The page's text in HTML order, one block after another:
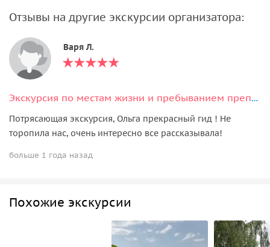
Отзывы на другие экскурсии организатора:
Варя Л.
Экскурсия по местам жизни и пребыванием преподобного Сергия Радонежского
Потрясающая экскурсия, Ольга прекрасный гид ! Не
торопила нас, очень интересно все рассказывала!
больше 1 года назад
Похожие экскурсии